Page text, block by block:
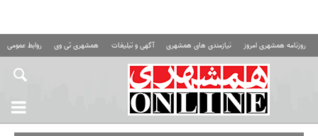
روزنامه همشهری امروز نیازمندی های همشهری آگهی و تبلیغات همشهری تی وی روابط عمومی